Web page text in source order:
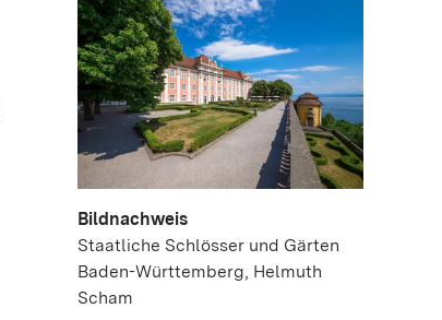
Bildnachweis
Staatliche Schlösser und Gärten
Baden-Württemberg, Helmuth
Scham